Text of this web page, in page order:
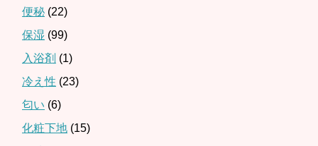
便秘 (22)
保湿 (99)
入浴剤 (1)
冷え性 (23)
匂い (6)
化粧下地 (15)